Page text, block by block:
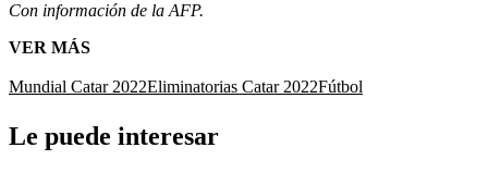
Con información de la AFP.
VER MÁS
Mundial Catar 2022Eliminatorias Catar 2022Fútbol
Le puede interesar